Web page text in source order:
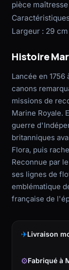
pièce
Largeur : 29
Histoire
Lancée en
canons
missions de
Marine Royale.
guerre
britanniques
Flora, puis
Reconnue par
ses lignes de
emblématique
française de
✈Livraison
⚙Fabriqué à